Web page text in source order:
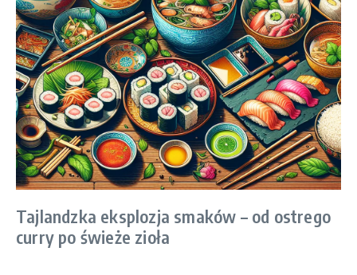
Tajlandzka eksplozja smaków – od ostrego
curry po świeże zioła